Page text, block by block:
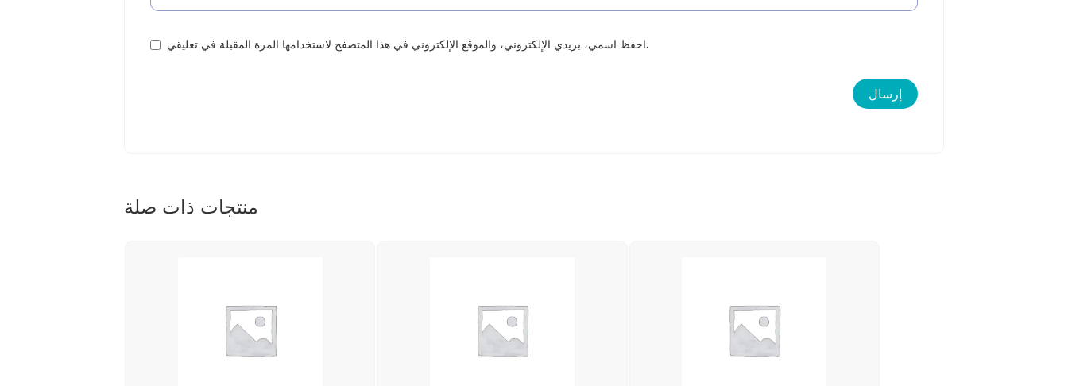
احفظ اسمي، بريدي الإلكتروني، والموقع الإلكتروني في هذا المتصفح لاستخدامها المرة المقبلة في تعليقي.
منتجات ذات صلة